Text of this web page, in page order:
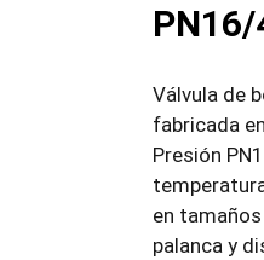
PN16/
Válvula de
fabricada
Presión
en
palanca y